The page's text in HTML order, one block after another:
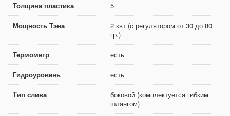
Толщина пластика 5
Мощность Тэна
2 квт (с регулятором от 30 до 80
гр.)
Термометр есть
Гидроуровень есть
Тип слива
боковой (комплектуется гибким
шлангом)